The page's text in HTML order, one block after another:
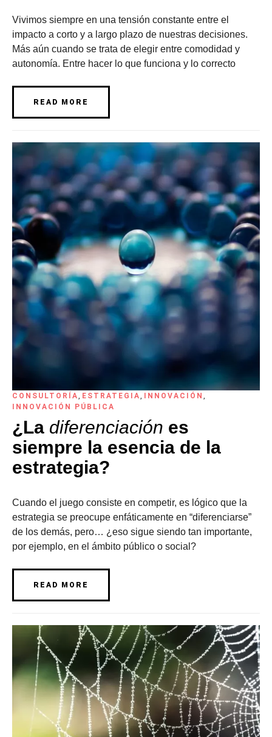
Vivimos siempre en una tensión constante entre el
impacto a corto y a largo plazo de nuestras decisiones.
Más aún cuando se trata de elegir entre comodidad y
autonomía. Entre hacer lo que funciona y lo correcto
READ MORE
CONSULTORÍA, ESTRATEGIA, INNOVACIÓN ,
INNOVACIÓN PÚBLICA
¿La diferenciación es
siempre la esencia de la
estrategia?
Cuando el juego consiste en competir, es lógico que la
estrategia se preocupe enfáticamente en “diferenciarse”
de los demás, pero… ¿eso sigue siendo tan importante,
por ejemplo, en el ámbito público o social?
READ MORE